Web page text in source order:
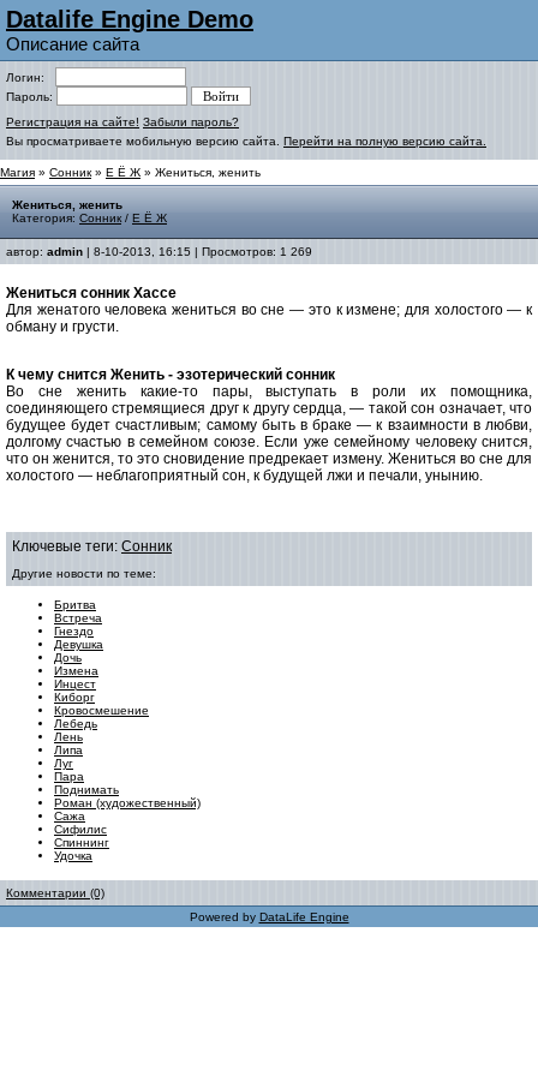
Datalife Engine Demo
Описание сайта
Логин:
Пароль:
Регистрация на сайте! Забыли пароль?
Вы просматриваете мобильную версию сайта. Перейти на полную версию сайта.
Магия » Сонник » Е Ё Ж » Жениться, женить
Жениться, женить
Категория: Сонник / Е Ё Ж
автор: admin | 8-10-2013, 16:15 | Просмотров: 1 269
Жениться cонник Хассе
Для женатого человека жениться во сне — это к измене; для холостого — к
обману и грусти.
К чему снится Женить - эзотерический сонник
Во сне женить какие-то пары, выступать в роли их помощника,
соединяющего стремящиеся друг к другу сердца, — такой сон означает, что
будущее будет счастливым; самому быть в браке — к взаимности в любви,
долгому счастью в семейном союзе. Если уже семейному человеку снится,
что он женится, то это сновидение предрекает измену. Жениться во сне для
холостого — неблагоприятный сон, к будущей лжи и печали, унынию.
Ключевые теги: Сонник
Другие новости по теме:
Бритва
Встреча
Гнездо
Девушка
Дочь
Измена
Инцест
Киборг
Кровосмешение
Лебедь
Лень
Липа
Луг
Пара
Поднимать
Роман (художественный)
Сажа
Сифилис
Спиннинг
Удочка
Комментарии (0)
Powered by DataLife Engine